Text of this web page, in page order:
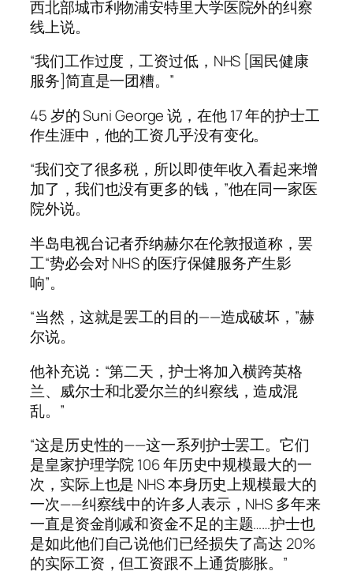
西北部城市利物浦安特里大学医院外的纠察
线上说。
“我们工作过度，工资过低，NHS [国民健康
服务]简直是一团糟。”
45 岁的 Suni George 说，在他 17 年的护士工
作生涯中，他的工资几乎没有变化。
“我们交了很多税，所以即使年收入看起来增
加了，我们也没有更多的钱，”他在同一家医
院外说。
半岛电视台记者乔纳赫尔在伦敦报道称，罢
工“势必会对 NHS 的医疗保健服务产生影
响”。
“当然，这就是罢工的目的——造成破坏，”赫
尔说。
他补充说：“第二天，护士将加入横跨英格
兰、威尔士和北爱尔兰的纠察线，造成混
乱。”
“这是历史性的——这一系列护士罢工。它们
是皇家护理学院 106 年历史中规模最大的一
次，实际上也是 NHS 本身历史上规模最大的
一次——纠察线中的许多人表示，NHS 多年来
一直是资金削减和资金不足的主题……护士也
是如此他们自己说他们已经损失了高达 20%
的实际工资，但工资跟不上通货膨胀。”